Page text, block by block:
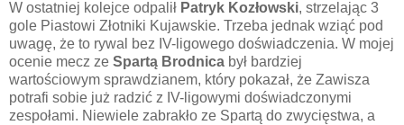
W ostatniej kolejce odpalił Patryk Kozłowski, strzelając 3
gole Piastowi Złotniki Kujawskie. Trzeba jednak wziąć pod
uwagę, że to rywal bez IV-ligowego doświadczenia. W mojej
ocenie mecz ze Spartą Brodnica był bardziej
wartościowym sprawdzianem, który pokazał, że Zawisza
potrafi sobie już radzić z IV-ligowymi doświadczonymi
zespołami. Niewiele zabrakło ze Spartą do zwycięstwa, a